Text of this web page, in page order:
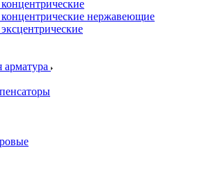
нержавеющие
арматура